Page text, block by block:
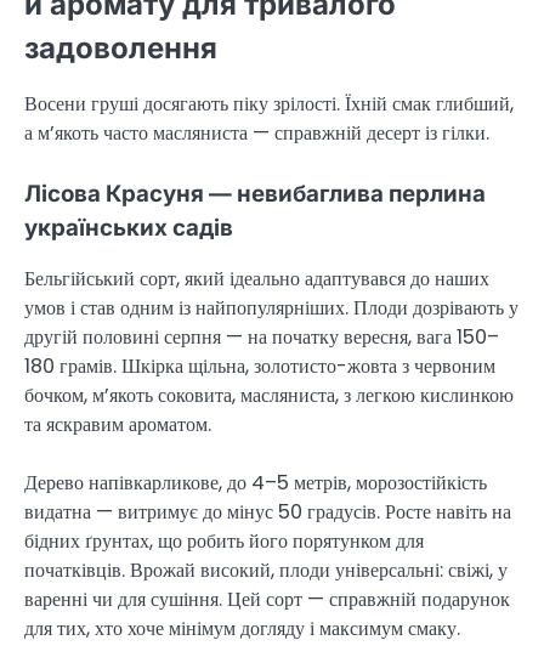
задоволення
Восени груші досягають піку зрілості. Їхній смак глибший,
а м’якоть часто масляниста — справжній десерт із гілки.
Лісова Красуня — невибаглива перлина
українських садів
Бельгійський сорт, який ідеально адаптувався до наших
умов і став одним із найпопулярніших. Плоди дозрівають у
другій половині серпня — на початку вересня, вага 150–
180 грамів. Шкірка щільна, золотисто-жовта з червоним
бочком, м’якоть соковита, масляниста, з легкою кислинкою
та яскравим ароматом.
Дерево напівкарликове, до 4–5 метрів, морозостійкість
видатна — витримує до мінус 50 градусів. Росте навіть на
бідних ґрунтах, що робить його порятунком для
початківців. Врожай високий, плоди універсальні: свіжі, у
варенні чи для сушіння. Цей сорт — справжній подарунок
для тих, хто хоче мінімум догляду і максимум смаку.